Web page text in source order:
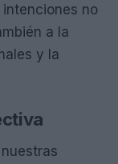
no
a la
y la